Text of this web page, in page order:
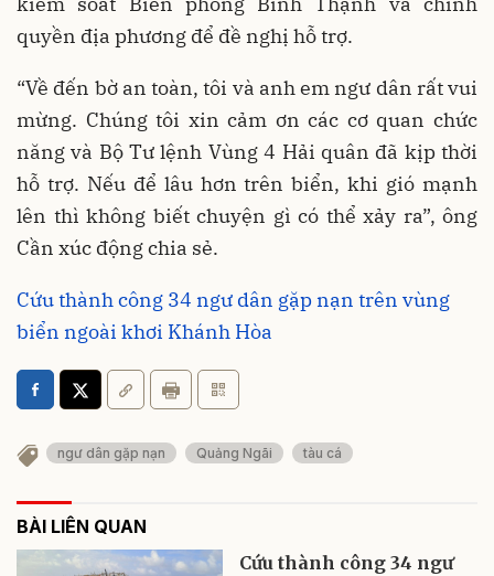
quyền địa phương để đề nghị hỗ trợ.
“Về đến bờ an toàn, tôi và anh em ngư dân rất vui
mừng. Chúng tôi xin cảm ơn các cơ quan chức
năng và Bộ Tư lệnh Vùng 4 Hải quân đã kịp thời
hỗ trợ. Nếu để lâu hơn trên biển, khi gió mạnh
lên thì không biết chuyện gì có thể xảy ra”, ông
Cần xúc động chia sẻ.
Cứu thành công 34 ngư dân gặp nạn trên vùng
biển ngoài khơi Khánh Hòa
ngư dân gặp nạn Quảng Ngãi tàu cá
BÀI LIÊN QUAN
Cứu thành công 34 ngư